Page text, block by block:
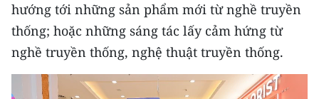
Media Môi trường
Ảnh
Infographic
hướng tới những sản phẩm mới từ nghề truyền
thống; hoặc những sáng tác lấy cảm hứng từ
nghề truyền thống, nghệ thuật truyền thống.